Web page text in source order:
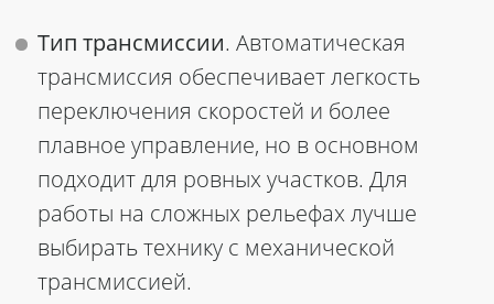
Тип трансмиссии. Автоматическая
трансмиссия обеспечивает легкость
переключения скоростей и более
плавное управление, но в основном
подходит для ровных участков. Для
работы на сложных рельефах лучше
выбирать технику с механической
трансмиссией.